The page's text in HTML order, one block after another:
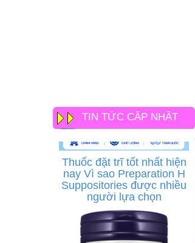
TIN TỨC CẬP NHẬT
Thuốc đặt trĩ tốt nhất hiện
nay Vì sao Preparation H
Suppositories được nhiều
người lựa chọn